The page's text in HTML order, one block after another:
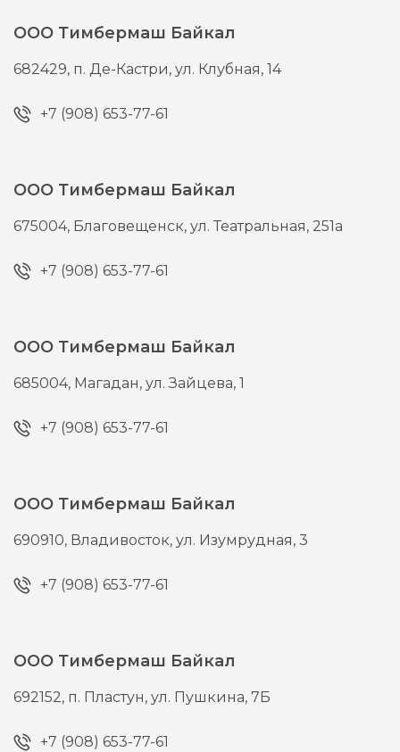
ООО Тимбермаш Байкал
682429, п. Де-Кастри,ул. Клубная, 14
+7 (908) 653-77-61
ООО Тимбермаш Байкал
675004, Благовещенск,ул. Театральная, 251а
+7 (908) 653-77-61
ООО Тимбермаш Байкал
685004, Магадан,ул. Зайцева, 1
+7 (908) 653-77-61
ООО Тимбермаш Байкал
690910, Владивосток,ул. Изумрудная, 3
+7 (908) 653-77-61
ООО Тимбермаш Байкал
692152, п. Пластун,ул. Пушкина, 7Б
+7 (908) 653-77-61